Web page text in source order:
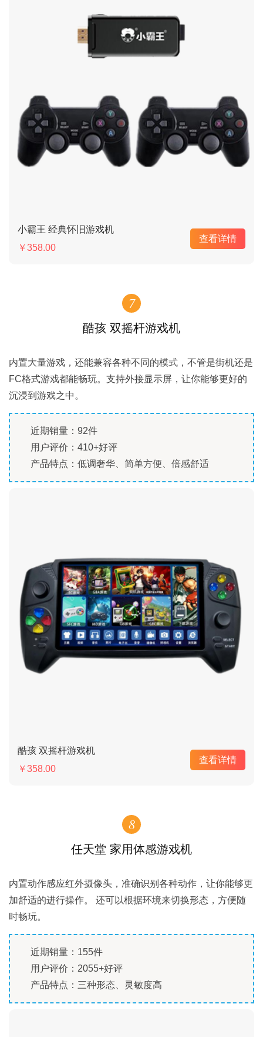
小霸王 经典怀旧游戏机
￥358.00
查看详情
7
酷孩 双摇杆游戏机
内置大量游戏，还能兼容各种不同的模式，不管是街机还是
FC格式游戏都能畅玩。支持外接显示屏，让你能够更好的
沉浸到游戏之中。
近期销量：92件
用户评价：410+好评
产品特点：低调奢华、简单方便、倍感舒适
酷孩 双摇杆游戏机
￥358.00
查看详情
8
任天堂 家用体感游戏机
内置动作感应红外摄像头，准确识别各种动作，让你能够更
加舒适的进行操作。 还可以根据环境来切换形态，方便随
时畅玩。
近期销量：155件
用户评价：2055+好评
产品特点：三种形态、灵敏度高